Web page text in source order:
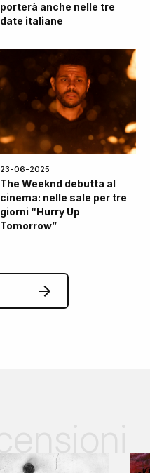
porterà anche nelle tre
date italiane
23-06-2025
The Weeknd debutta al
cinema: nelle sale per tre
giorni “Hurry Up
Tomorrow”